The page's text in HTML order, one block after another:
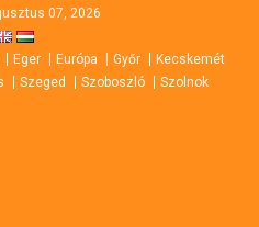
07, 2026
Eger Európa Győr
Kecskemét
Szeged Szoboszló Szolnok